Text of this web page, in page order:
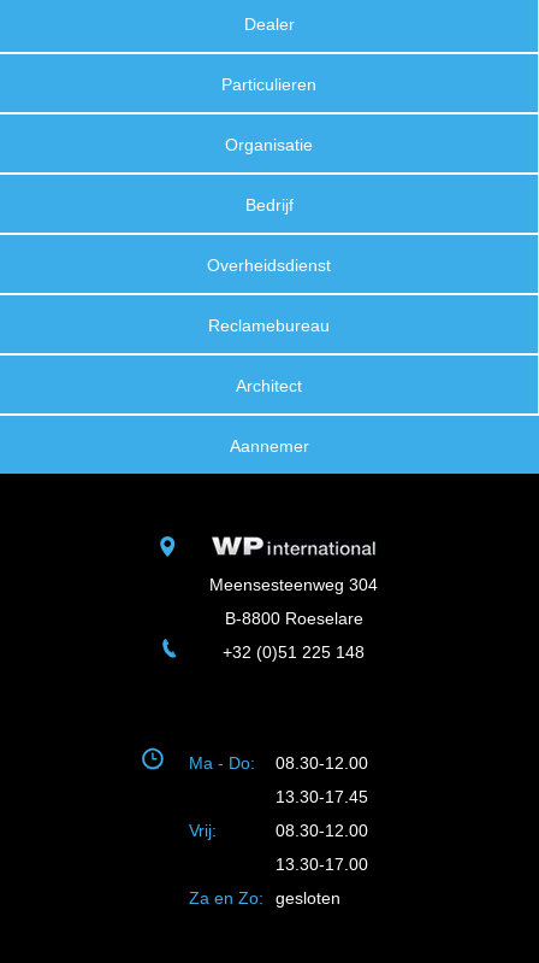
Dealer
Particulieren
Organisatie
Bedrijf
Overheidsdienst
Reclamebureau
Architect
Aannemer
Meensesteenweg 304
B-8800 Roeselare
+32 (0)51 225 148
Ma - Do:
08.30-12.00
13.30-17.45
Vrij:
08.30-12.00
13.30-17.00
Za en Zo:
gesloten